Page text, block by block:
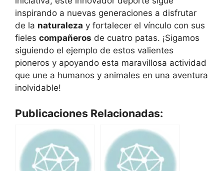
inspirando a nuevas generaciones a disfrutar
de la naturaleza y fortalecer el vínculo con sus
fieles compañeros de cuatro patas. ¡Sigamos
siguiendo el ejemplo de estos valientes
pioneros y apoyando esta maravillosa actividad
que une a humanos y animales en una aventura
inolvidable!
Publicaciones Relacionadas: